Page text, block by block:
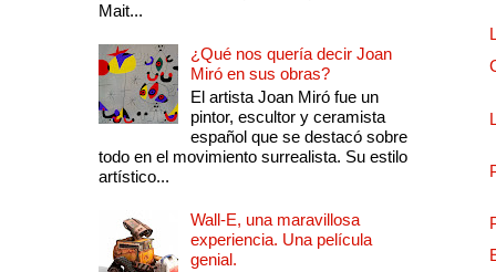
Mait...
¿Qué nos quería decir Joan
Miró en sus obras?
El artista Joan Miró fue un
pintor, escultor y ceramista
español que se destacó sobre
todo en el movimiento surrealista. Su estilo
artístico...
Wall-E, una maravillosa
experiencia. Una película
genial.